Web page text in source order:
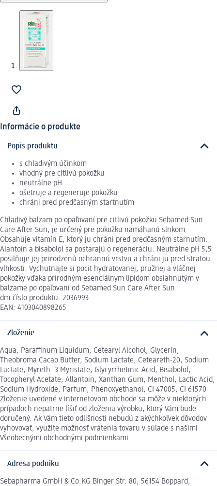
Informácie o produkte
Popis produktu
s chladivým účinkom
vhodný pre citlivú pokožku
neutrálne pH
ošetruje a regeneruje pokožku
chráni pred predčasným startnutím
Chladivý balzam po opaľovaní pre citlivú pokožku Sebamed Sun
Care After Sun, je určený pre pokožku namáhanú slnkom.
Obsahuje vitamín E, ktorý ju chráni pred predčasným starnutím.
Alantoín a bisabolol sa postarajú o regeneráciu. Neutrálne pH 5,5
posilňuje jej prirodzenú ochrannú vrstvu a chráni ju pred stratou
vlhkosti. Vychutnajte si pocit hydratovanej, pružnej a vláčnej
pokožky vďaka prírodným esenciálnym lipidom obsiahnutým v
balzame po opaľovaní od Sebamed Sun Care After Sun.
dm-číslo produktu: 2036993
EAN: 4103040898265
Zloženie
Aqua, Paraffinum Liquidum, Cetearyl Alcohol, Glycerin,
Theobroma Cacao Butter, Sodium Lactate, Ceteareth-20, Sodium
Lactate, Myreth- 3 Myristate, Glycyrrhetinic Acid, Bisabolol,
Tocopheryl Acetate, Allantoin, Xanthan Gum, Menthol, Lactic Acid,
Sodium Hydroxide, Parfum, Phenoxyethanol, CI 47005, CI 61570
Zloženie uvedené v internetovom obchode sa môže v niektorých
prípadoch nepatrne líšiť od zloženia výrobku, ktorý Vám bude
doručený. Ak Vám tieto odlišnosti nebudú z akýchkoľvek dôvodov
vyhovovať, využite možnosť vrátenia tovaru v súlade s našimi
Všeobecnými obchodnými podmienkami.
Adresa podniku
Sebapharma GmbH & Co.KG Binger Str. 80, 56154 Boppard,